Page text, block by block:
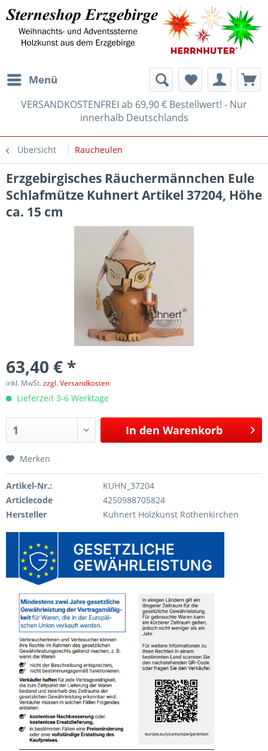
Menü
VERSANDKOSTENFREI ab 69,90 € Bestellwert! - Nur
innerhalb Deutschlands
Übersicht Raucheulen
Erzgebirgisches Räuchermännchen Eule
Schlafmütze Kuhnert Artikel 37204, Höhe
ca. 15 cm
63,40 € *
inkl. MwSt.zzgl. Versandkosten
Lieferzeit 3-6 Werktage
In den Warenkorb
Merken
Artikel-Nr.:
KUHN_37204
Articlecode
4250988705824
Hersteller
Kuhnert Holzkunst Rothenkirchen